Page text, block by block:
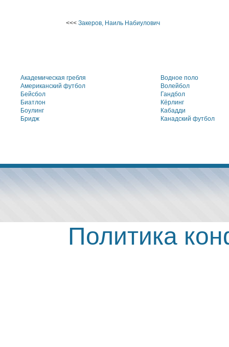
<<< Закеров, Наиль Набиулович
Академическая гребля
Американский футбол
Бейсбол
Биатлон
Боулинг
Бридж
Водное поло
Волейбол
Гандбол
Кёрлинг
Кабадди
Канадский футбол
Политика